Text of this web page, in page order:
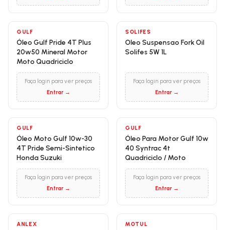
GULF
Óleo Gulf Pride 4T Plus
20w50 Mineral Motor
Moto Quadriciclo
Faça login para ver preços
Entrar →
SOLIFES
Oleo Suspensao Fork Oil
Solifes 5W 1L
Faça login para ver preços
Entrar →
GULF
Óleo Moto Gulf 10w-30
4T Pride Semi-Sintetico
Honda Suzuki
Faça login para ver preços
Entrar →
GULF
Óleo Para Motor Gulf 10w
40 Syntrac 4t
Quadriciclo / Moto
Faça login para ver preços
Entrar →
ANLEX MOTUL